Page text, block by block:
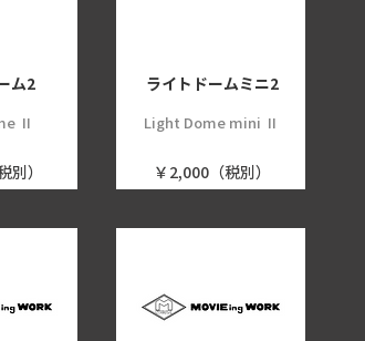
ム2
Ⅱ
別）
ライトドームミニ2
Light Dome mini Ⅱ
￥2,000（税別）